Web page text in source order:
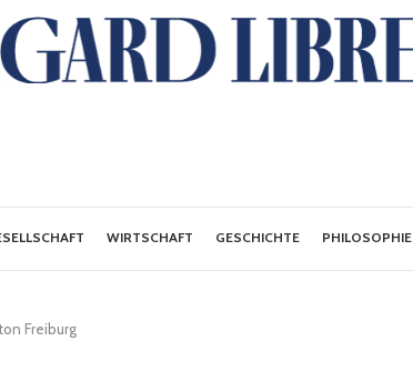
WIRTSCHAFT GESCHICHTE PHILOSOPHIE
Freiburg